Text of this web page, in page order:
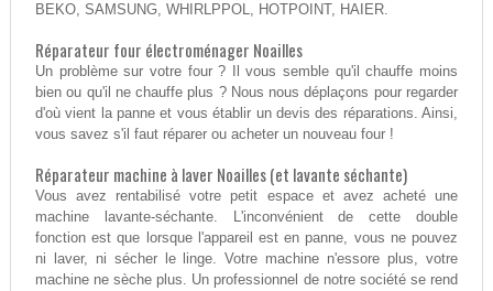
BEKO, SAMSUNG, WHIRLPPOL, HOTPOINT, HAIER.
Réparateur four électroménager Noailles
Un problème sur votre four ? Il vous semble qu'il chauffe moins
bien ou qu'il ne chauffe plus ? Nous nous déplaçons pour regarder
d'où vient la panne et vous établir un devis des réparations. Ainsi,
vous savez s'il faut réparer ou acheter un nouveau four !
Réparateur machine à laver Noailles (et lavante séchante)
Vous avez rentabilisé votre petit espace et avez acheté une
machine lavante-séchante. L'inconvénient de cette double
fonction est que lorsque l'appareil est en panne, vous ne pouvez
ni laver, ni sécher le linge. Votre machine n'essore plus, votre
machine ne sèche plus. Un professionnel de notre société se rend